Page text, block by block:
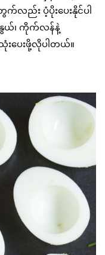
က်လည်း ပံ့ပိုးပေးနိုင်ပါ
နွယ်၊ ကိုက်လန်နဲ့
းပေးဖို့လိုပါတယ်။